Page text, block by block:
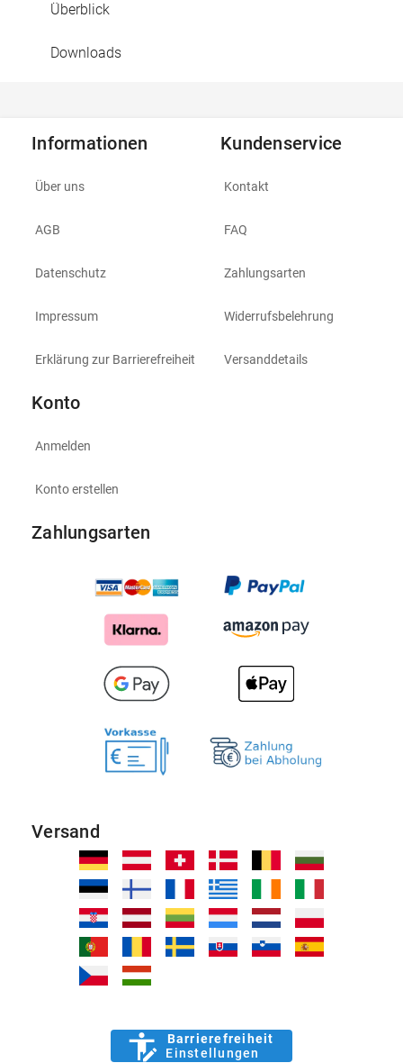
Überblick
Downloads
Informationen
Über uns
AGB
Datenschutz
Impressum
Erklärung zur Barrierefreiheit
Kundenservice
Kontakt
FAQ
Zahlungsarten
Widerrufsbelehrung
Versanddetails
Konto
Anmelden
Konto erstellen
Zahlungsarten
Versand
Barrierefreiheit
Einstellungen